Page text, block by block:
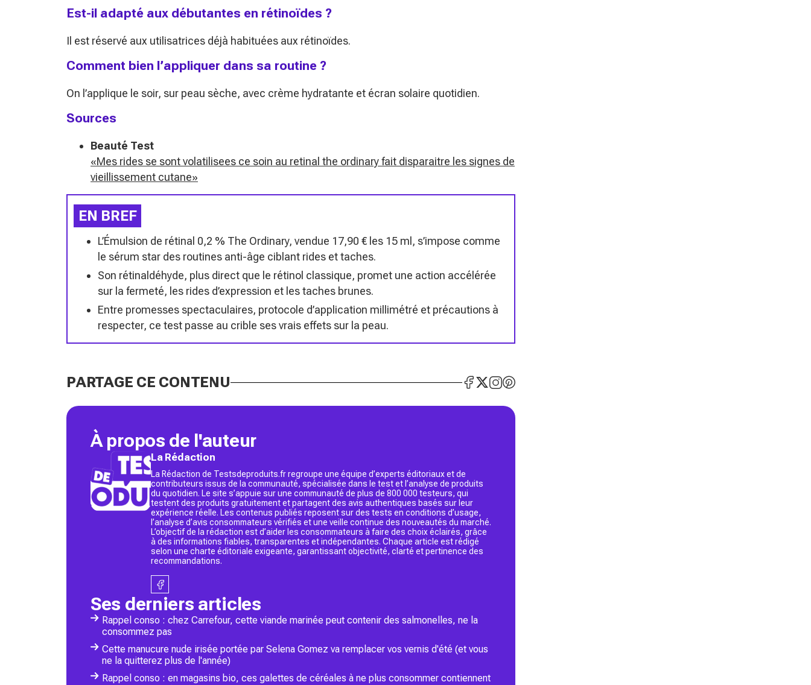
Est-il adapté aux débutantes en rétinoïdes ?
Il est réservé aux utilisatrices déjà habituées aux rétinoïdes.
Comment bien l’appliquer dans sa routine ?
On l’applique le soir, sur peau sèche, avec crème hydratante et écran solaire quotidien.
Sources
Beauté Test
«Mes rides se sont volatilisees ce soin au retinal the ordinary fait disparaitre les signes de
vieillissement cutane»
EN BREF
L’Émulsion de rétinal 0,2 % The Ordinary, vendue 17,90 € les 15 ml, s’impose comme
le sérum star des routines anti-âge ciblant rides et taches.
Son rétinaldéhyde, plus direct que le rétinol classique, promet une action accélérée
sur la fermeté, les rides d’expression et les taches brunes.
Entre promesses spectaculaires, protocole d’application millimétré et précautions à
respecter, ce test passe au crible ses vrais effets sur la peau.
PARTAGE CE CONTENU
À propos de l'auteur
La Rédaction
La Rédaction de Testsdeproduits.fr regroupe une équipe d’experts éditoriaux et de
contributeurs issus de la communauté, spécialisée dans le test et l’analyse de produits
du quotidien. Le site s’appuie sur une communauté de plus de 800 000 testeurs, qui
testent des produits gratuitement et partagent des avis authentiques basés sur leur
expérience réelle. Les contenus publiés reposent sur des tests en conditions d’usage,
l’analyse d’avis consommateurs vérifiés et une veille continue des nouveautés du marché.
L’objectif de la rédaction est d’aider les consommateurs à faire des choix éclairés, grâce
à des informations fiables, transparentes et indépendantes. Chaque article est rédigé
selon une charte éditoriale exigeante, garantissant objectivité, clarté et pertinence des
recommandations.
Ses derniers articles
Rappel conso : chez Carrefour, cette viande marinée peut contenir des salmonelles, ne la
consommez pas
Cette manucure nude irisée portée par Selena Gomez va remplacer vos vernis d'été (et vous
ne la quitterez plus de l'année)
Rappel conso : en magasins bio, ces galettes de céréales à ne plus consommer contiennent